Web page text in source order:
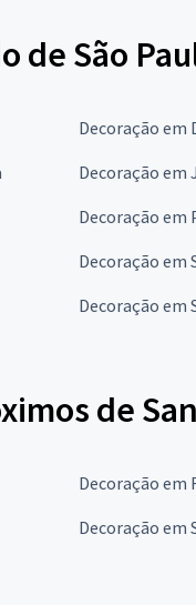
de São
Decoração em
Decoração em
Decoração em
Decoração em
Decoração em
de
Decoração em
Decoração em